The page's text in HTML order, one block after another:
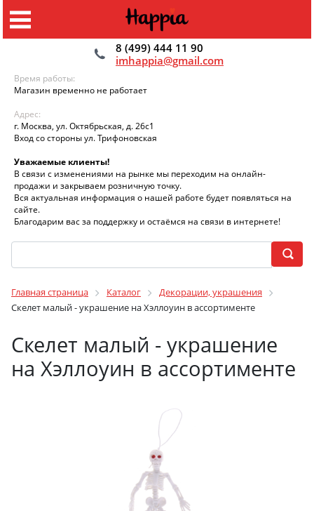
8 (499) 444 11 90
imhappia@gmail.com
Время работы:
Магазин временно не работает
Адрес:
г. Москва, ул. Октябрьская, д. 26с1
Вход со стороны ул. Трифоновская
Уважаемые клиенты!
В связи с изменениями на рынке мы переходим на онлайн-
продажи и закрываем розничную точку.
Вся актуальная информация о нашей работе будет появляться на
сайте.
Благодарим вас за поддержку и остаёмся на связи в интернете!
Главная страница Каталог
Декорации, украшения
Скелет малый - украшение на Хэллоуин в ассортименте
Скелет малый - украшение
на Хэллоуин в ассортименте